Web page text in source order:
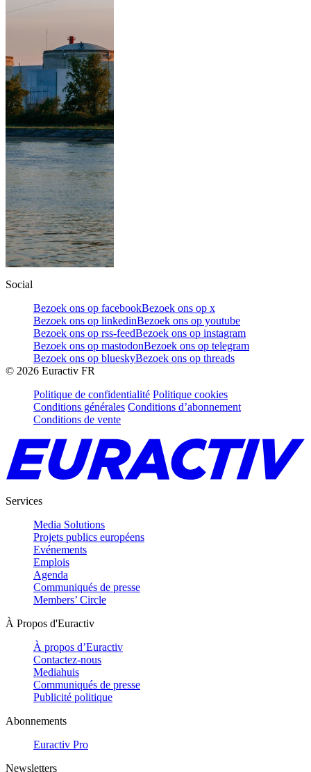
Social
Bezoek ons op facebookBezoek ons op x
Bezoek ons op linkedinBezoek ons op youtube
Bezoek ons op rss-feedBezoek ons op instagram
Bezoek ons op mastodonBezoek ons op telegram
Bezoek ons op blueskyBezoek ons op threads
© 2026 Euractiv FR
Politique de confidentialité Politique cookies
Conditions générales Conditions d’abonnement
Conditions de vente
Services
Media Solutions
Projets publics européens
Evénements
Emplois
Agenda
Communiqués de presse
Members’ Circle
À Propos d'Euractiv
À propos d’Euractiv
Contactez-nous
Mediahuis
Communiqués de presse
Publicité politique
Abonnements
Euractiv Pro
Newsletters